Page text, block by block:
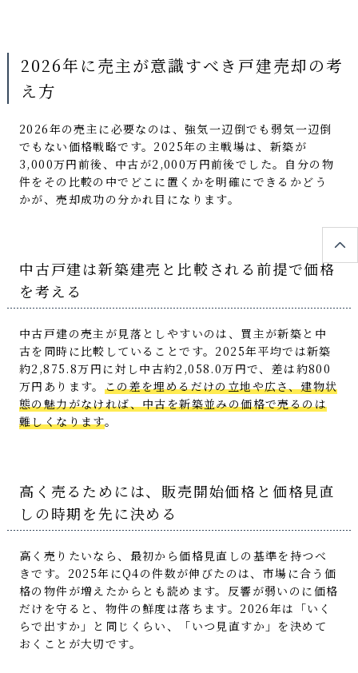
2026年に売主が意識すべき戸建売却の考
え方
2026年の売主に必要なのは、強気一辺倒でも弱気一辺倒
でもない価格戦略です。2025年の主戦場は、新築が
3,000万円前後、中古が2,000万円前後でした。自分の物
件をその比較の中でどこに置くかを明確にできるかどう
かが、売却成功の分かれ目になります。
中古戸建は新築建売と比較される前提で価格
を考える
中古戸建の売主が見落としやすいのは、買主が新築と中
古を同時に比較していることです。2025年平均では新築
約2,875.8万円に対し中古約2,058.0万円で、差は約800
万円あります。 この差を埋めるだけの立地や広さ、建物状
態の魅力がなければ、中古を新築並みの価格で売るのは
難しくなります。
高く売るためには、販売開始価格と価格見直
しの時期を先に決める
高く売りたいなら、最初から価格見直しの基準を持つべ
きです。2025年にQ4の件数が伸びたのは、市場に合う価
格の物件が増えたからとも読めます。反響が弱いのに価格
だけを守ると、物件の鮮度は落ちます。2026年は「いく
らで出すか」と同じくらい、「いつ見直すか」を決めて
おくことが大切です。